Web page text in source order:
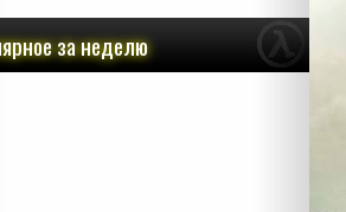
за неделю